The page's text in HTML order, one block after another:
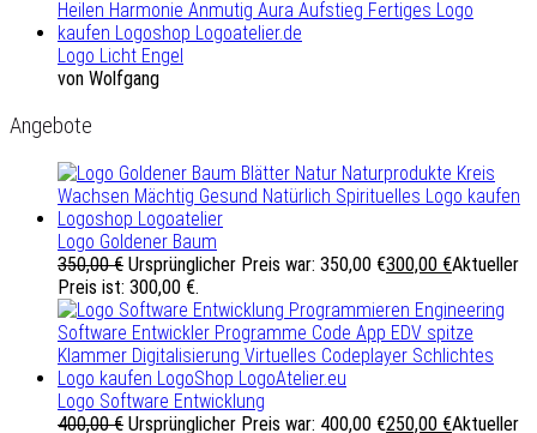
Logo Licht Engel
von Wolfgang
Angebote
Logo Goldener Baum
350,00€ Ursprünglicher Preis war: 350,00 €300,00 €Aktueller
Preis ist: 300,00 €.
Logo Software Entwicklung
400,00€ Ursprünglicher Preis war: 400,00 €250,00 €Aktueller